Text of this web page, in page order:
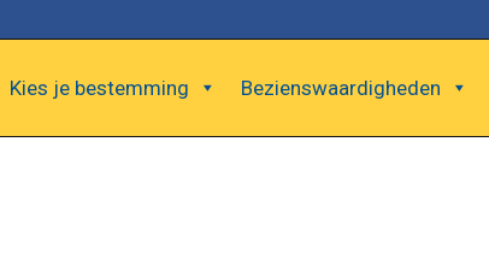
Kies je bestemming Bezienswaardigheden